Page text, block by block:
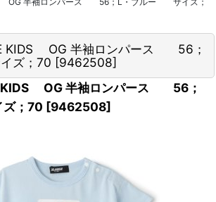
KIDS OG 半袖ロンパース 56；
ズ；70 [9462508]
KIDS OG 半袖ロンパース 56；
；70 [9462508]